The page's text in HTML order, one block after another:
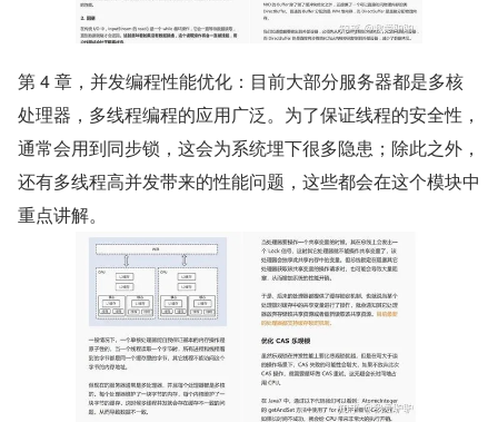
第 4 章，并发编程性能优化：目前大部分服务器都是多核
处理器，多线程编程的应用广泛。为了保证线程的安全性，
通常会用到同步锁，这会为系统埋下很多隐患；除此之外，
还有多线程高并发带来的性能问题，这些都会在这个模块中
重点讲解。